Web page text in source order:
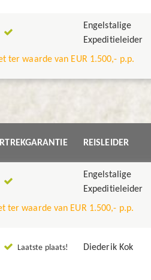
Engelstalige
Expeditieleider
ter waarde van EUR 1.500,- p.p.
REISLEIDER
Engelstalige
Expeditieleider
ter waarde van EUR 1.500,- p.p.
Laatste plaats! Diederik Kok